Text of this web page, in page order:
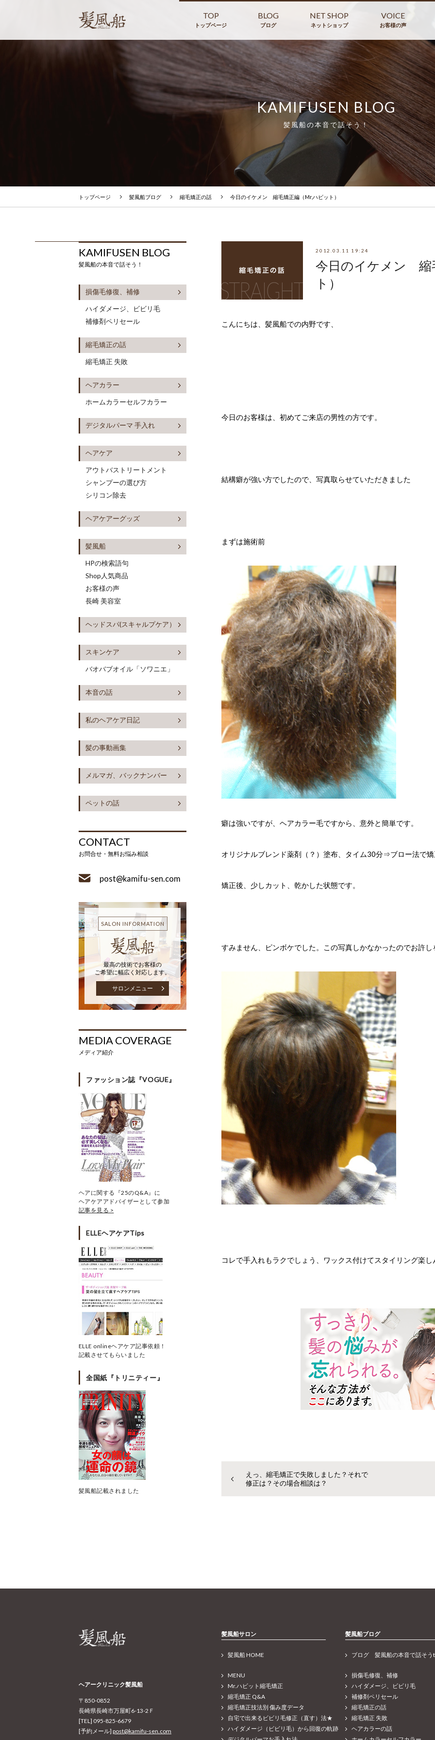
TOP
トップページ
BLOG
ブログ
NET SHOP
ネットショップ
VOICE
お客様の声
KAMIFUSEN BLOG
髪風船の本音で話そう！
トップページ 髪風船ブログ 縮毛矯正の話 今日のイケメン 縮毛矯正編（Mr,ハビット）
KAMIFUSEN BLOG
髪風船の本音で話そう！
損傷毛修復、補修
ハイダメージ、ビビリ毛
補修剤ペリセール
縮毛矯正の話
縮毛矯正 失敗
ヘアカラー
ホームカラーセルフカラー
デジタルパーマ 手入れ
ヘアケア
アウトバストリートメント
シャンプーの選び方
シリコン除去
ヘアケアーグッズ
髪風船
HPの検索語句
Shop人気商品
お客様の声
長崎 美容室
ヘッドスパ(スキャルプケア）
スキンケア
バオバブオイル「ソワニエ」
本音の話
私のヘアケア日記
髪の事動画集
メルマガ、バックナンバー
ペットの話
CONTACT
お問合せ・無料お悩み相談
post@kamifu-sen.com
SALON INFORMATION
最高の技術でお客様の
ご希望に幅広く対応します。
サロンメニュー
MEDIA COVERAGE
メディア紹介
ファッション誌『VOGUE』
ヘアに関する『25のQ&A』に
ヘアケアアドバイザーとして参加
記事を見る >
ELLEヘアケアTips
ELLE onlineヘアケア記事依頼！
記載させてもらいました
全国紙『トリニティー』
髪風船記載されました
2012.03.11 19:24
今日のイケメン 縮
ト）
こんにちは、髪風船での内野です、
今日のお客様は、初めてご来店の男性の方です。
結構癖が強い方でしたので、写真取らせていただきました
まずは施術前
癖は強いですが、ヘアカラー毛ですから、意外と簡単です。
オリジナルブレンド薬剤（？）塗布、タイム30分⇒ブロー法で
矯正後、少しカット、乾かした状態です。
すみません、ピンボケでした。この写真しかなかったのでお許し
コレで手入れもラクでしょう、ワックス付けてスタイリング楽
えっ、縮毛矯正で失敗しました？それで
修正は？その場合相談は？
ヘアークリニック髪風船
〒850-0852
長崎県長崎市万屋町6-13-2Ｆ
[TEL] 095-825-6679
[予約メール] post@kamifu-sen.com
髪風船サロン
髪風船 HOME
MENU
Mr.ハビット縮毛矯正
縮毛矯正 Q&A
縮毛矯正技法別 傷み度データ
自宅で出来るビビリ毛修正（直す）法★
ハイダメージ（ビビリ毛）から回復の軌跡
髪風船ブログ
ブログ 髪風船の本音で話そう
損傷毛修復、補修
ハイダメージ、ビビリ毛
補修剤ペリセール
縮毛矯正の話
縮毛矯正 失敗
ヘアカラーの話